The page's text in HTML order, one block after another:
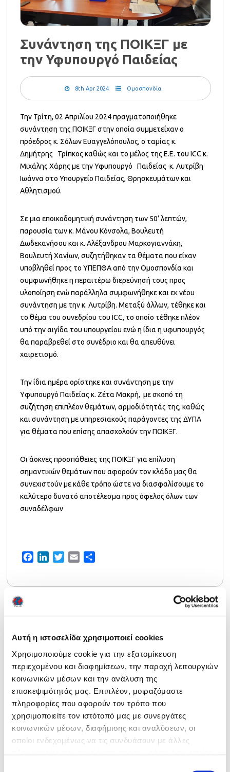
Αυτή η ιστοσελίδα χρησιμοποιεί cookies
Χρησιμοποιούμε cookie για την εξατομίκευση
περιεχομένου και διαφημίσεων, την παροχή λειτουργιών
κοινωνικών μέσων και την ανάλυση της
επισκεψιμότητάς μας. Επιπλέον, μοιραζόμαστε
πληροφορίες που αφορούν τον τρόπο που
χρησιμοποιείτε τον ιστότοπό μας με συνεργάτες
κοινωνικών μέσων, διαφήμισης και αναλύσεων, οι
οποίοι ενδεχομένως να τις συνδυάσουν με άλλες
Συνάντηση της ΠΟΙΚΞΓ με
την Υφυπουργό Παιδείας
8th Apr 2024 Ομοσπονδία
Την Τρίτη, 02 Απριλίου 2024 πραγματοποιήθηκε
συνάντηση της ΠΟΙΚΞΓ στην οποία συμμετείχαν ο
πρόεδρος κ. Σόλων Ευαγγελόπουλος, ο ταμίας κ.
Δημήτρης Τρίπκος καθώς και το μέλος της Ε.Ε. του ICC κ.
Μιχάλης Χάρης με την Υφυπουργό Παιδείας κ. Λυτρίβη
Ιωάννα στο Υπουργείο Παιδείας, Θρησκευμάτων και
Αθλητισμού.
Σε μια εποικοδομητική συνάντηση των 50’ λεπτών,
παρουσία των κ. Μάνου Κόνσολα, Βουλευτή
Δωδεκανήσου και κ. Αλέξανδρου Μαρκογιαννάκη,
Βουλευτή Χανίων, συζητήθηκαν τα θέματα που είχαν
υποβληθεί προς το ΥΠΕΠΘΑ από την Ομοσπονδία και
συμφωνήθηκε η περαιτέρω διερεύνησή τους προς
υλοποίηση ενώ παράλληλα συμφωνήθηκε και εκ νέου
συνάντηση με την κ. Λυτρίβη. Μεταξύ άλλων, τέθηκε και
το θέμα του συνεδρίου του ICC, το οποίο τέθηκε πλέον
υπό την αιγίδα του υπουργείου ενώ η ίδια η υφυπουργός
θα παραβρεθεί στο συνέδριο και θα απευθύνει
χαιρετισμό.
Την ίδια ημέρα ορίστηκε και συνάντηση με την
Yφυπουργό Παιδείας κ. Ζέτα Μακρή, με σκοπό τη
συζήτηση επιπλέον θεμάτων, αρμοδιότητάς της, καθώς
και συνάντηση με υπηρεσιακούς παράγοντες της ΔΥΠΑ
για θέματα που επίσης απασχολούν την ΠΟΙΚΞΓ.
Οι άοκνες προσπάθειες της ΠΟΙΚΞΓ για επίλυση
σημαντικών θεμάτων που αφορούν τον κλάδο μας θα
συνεχιστούν με κάθε τρόπο ώστε να διασφαλίσουμε το
καλύτερο δυνατό αποτέλεσμα προς όφελος όλων των
συναδέλφων
FacebookLinkedInTwitterEmail
Tags
Ευρεση